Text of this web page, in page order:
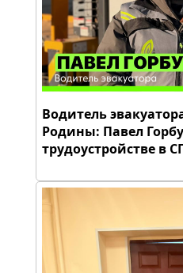
Водитель
Родины: Павел
трудоустройстве в